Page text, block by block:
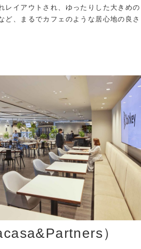
レイアウトされ、ゆったりした大きめの
ど、まるでカフェのような居心地の良さ
）